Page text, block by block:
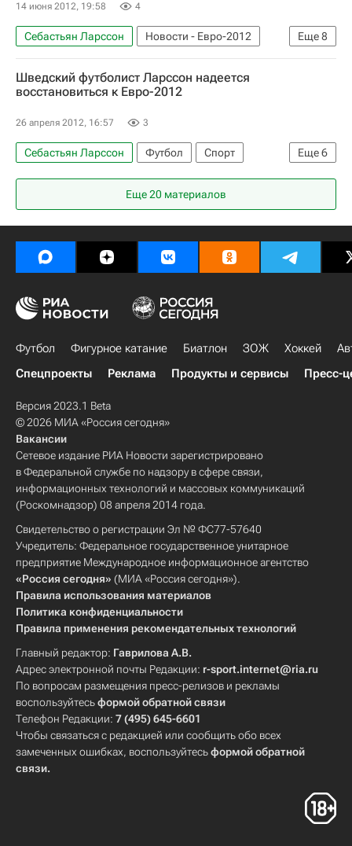
14 июня 2012, 19:58 4
Еще8
Себастьян Ларссон
Новости - Евро-2012
Футбол
Спорт Евро-2012
Олег Блохин
Евро 2024
Швеция Украина Англия
Шведский футболист Ларссон надеется
восстановиться к Евро-2012
26 апреля 2012, 16:57 3
Еще6
Себастьян Ларссон Футбол
Спорт
Евро-2012
Новости - Евро-2012
травмы
Швеция Сандерленд
Еще 20 материалов
Футбол Фигурное катание Биатлон ЗОЖ Хоккей
Спецпроекты
Реклама Продукты и сервисы Пресс-
Версия 2023.1 Beta
© 2026 МИА «Россия сегодня»
Вакансии
Сетевое издание РИА Новости зарегистрировано
в Федеральной службе по надзору в сфере связи,
информационных технологий и массовых коммуникаций
(Роскомнадзор) 08 апреля 2014 года.
Свидетельство о регистрации Эл № ФС77-57640
Учредитель: Федеральное государственное унитарное
предприятие Международное информационное агентство
«Россия сегодня» (МИА «Россия сегодня»).
Правила использования материалов
Политика конфиденциальности
Правила применения рекомендательных технологий
Главный редактор: Гаврилова А.В.
Адрес электронной почты Редакции: r-sport.internet@ria.ru
По вопросам размещения пресс-релизов и рекламы
воспользуйтесьформой обратной связи
Телефон Редакции: 7 (495) 645-6601
Чтобы связаться с редакцией или сообщить обо всех
замеченных ошибках, воспользуйтесьформой обратной
связи.